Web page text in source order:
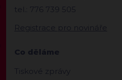
tel.: 776 739 505
Registrace pro novináře
Co děláme
Tiskové zprávy